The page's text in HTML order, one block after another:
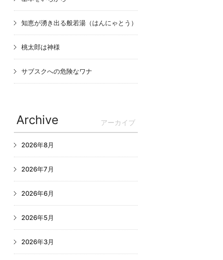
知恵が湧き出る般若湯（はんにゃとう）
桃太郎は神様
サブスクへの危険なワナ
Archive アーカイブ
2026年8月
2026年7月
2026年6月
2026年5月
2026年3月